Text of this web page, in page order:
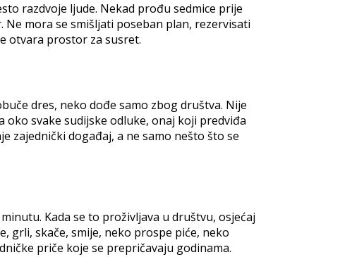
razdvoje ljude. Nekad prođu sedmice prije
mora se smišljati poseban plan, rezervisati
otvara prostor za susret.
dres, neko dođe samo zbog društva. Nije
svake sudijske odluke, onaj koji predviđa
zajednički događaj, a ne samo nešto što se
Kada se to proživljava u društvu, osjećaj
grli, skače, smije, neko prospe piće, neko
priče koje se prepričavaju godinama.